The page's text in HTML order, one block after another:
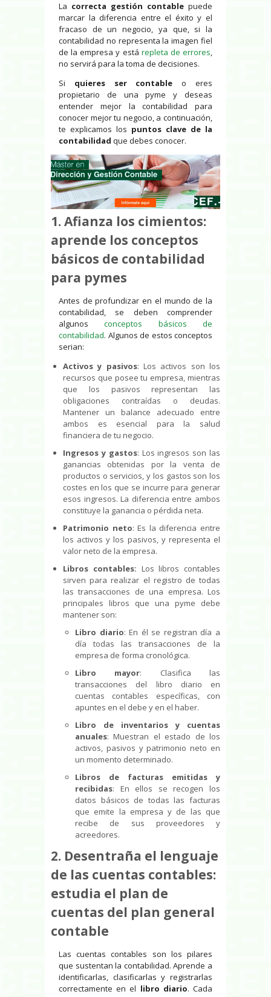
La correcta gestión contable puede
marcar la diferencia entre el éxito y el
fracaso de un negocio, ya que, si la
contabilidad no representa la imagen fiel
de la empresa y está repleta de errores,
no servirá para la toma de decisiones.
Si quieres ser contable o eres
propietario de una pyme y deseas
entender mejor la contabilidad para
conocer mejor tu negocio, a continuación,
te explicamos los puntos clave de la
contabilidad que debes conocer.
1. Afianza los cimientos:
aprende los conceptos
básicos de contabilidad
para pymes
Antes de profundizar en el mundo de la
contabilidad, se deben comprender
algunosconceptos básicos de
contabilidad. Algunos de estos conceptos
serian:
Activos y pasivos: Los activos son los
recursos que posee tu empresa, mientras
que los pasivos representan las
obligaciones contraídas o deudas.
Mantener un balance adecuado entre
ambos es esencial para la salud
financiera de tu negocio.
Ingresos y gastos: Los ingresos son las
ganancias obtenidas por la venta de
productos o servicios, y los gastos son los
costes en los que se incurre para generar
esos ingresos. La diferencia entre ambos
constituye la ganancia o pérdida neta.
Patrimonio neto: Es la diferencia entre
los activos y los pasivos, y representa el
valor neto de la empresa.
Libros contables: Los libros contables
sirven para realizar el registro de todas
las transacciones de una empresa. Los
principales libros que una pyme debe
mantener son:
Libro diario: En él se registran día a
día todas las transacciones de la
empresa de forma cronológica.
Libro mayor: Clasifica las
transacciones del libro diario en
cuentas contables específicas, con
apuntes en el debe y en el haber.
Libro de inventarios y cuentas
anuales: Muestran el estado de los
activos, pasivos y patrimonio neto en
un momento determinado.
Libros de facturas emitidas y
recibidas: En ellos se recogen los
datos básicos de todas las facturas
que emite la empresa y de las que
recibe de sus proveedores y
acreedores.
2. Desentraña el lenguaje
de las cuentas contables:
estudia el plan de
cuentas del plan general
contable
Las cuentas contables son los pilares
que sustentan la contabilidad. Aprende a
identificarlas, clasificarlas y registrarlas
correctamente en el libro diario. Cada